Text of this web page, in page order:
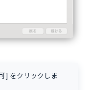
] をクリックしま